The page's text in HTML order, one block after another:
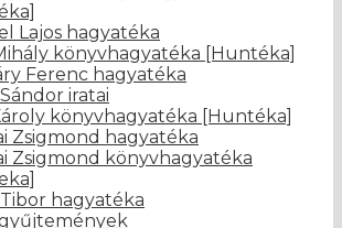
Lajos hagyatéka
könyvhagyatéka [Huntéka]
Ferenc hagyatéka
iratai
könyvhagyatéka [Huntéka]
Zsigmond hagyatéka
Zsigmond könyvhagyatéka
hagyatéka